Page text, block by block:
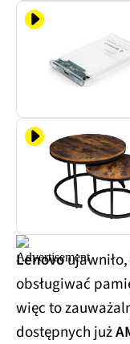
Lenovoujawniło,
obsługiwać
więc to
dostępnych już